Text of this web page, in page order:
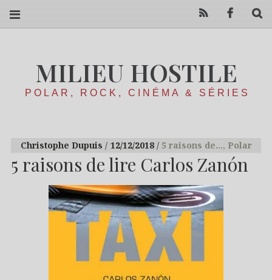
MILIEU HOSTILE
POLAR, ROCK, CINÉMA & SÉRIES
Christophe Dupuis 12/12/2018 5 raisons de…, Polar
5 raisons de lire Carlos Zanón
RSS